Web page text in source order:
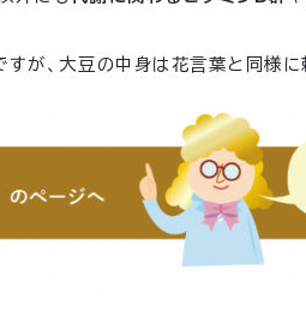
すが、大豆の中身は花言葉と同様